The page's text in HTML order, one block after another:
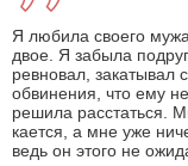
Я любила своего
двое. Я забыла
ревновал, закатывал
обвинения, что ему
решила расстаться.
кается, а мне уже
ведь он этого не